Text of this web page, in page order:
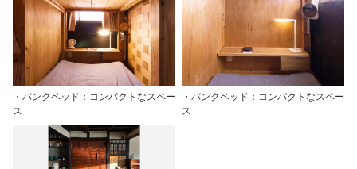
・バンクベッド：コンパクトなスペー
ス
・バンクベッド：コンパクトなスペー
ス